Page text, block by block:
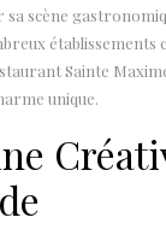
sa scène
établissements
Sainte
unique.